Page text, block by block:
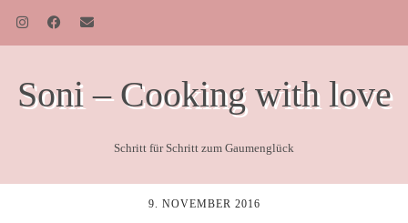
Soni – Cooking with love
Schritt für Schritt zum Gaumenglück
9. NOVEMBER 2016